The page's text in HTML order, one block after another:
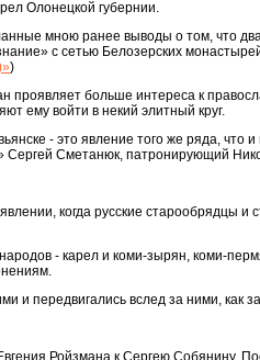
Олонецкой губернии.
мною ранее выводы о том, что
с сетью Белозерских
)
проявляет больше интереса к
ему войти в некий элитный круг.
- это явление того же ряда, что
Сергей Сметанюк, патронирующий
когда русские старообрядцы и
- карел и коми-зырян, коми-
и передвигались вслед за ними, как
Ройзмана к Сергею Собянину.